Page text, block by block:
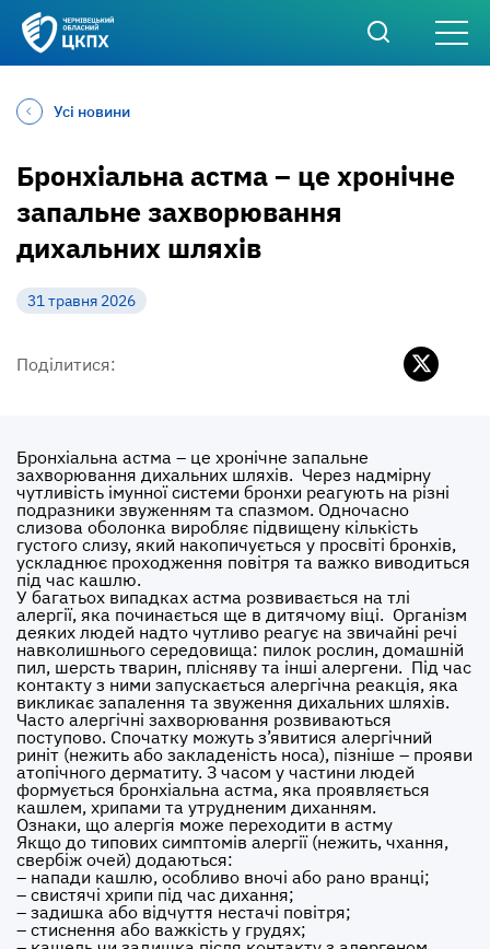
Усі новини
Бронхіальна астма – це хронічне
запальне захворювання
дихальних шляхів
31 травня 2026
Поділитися:
Бронхіальна астма – це хронічне запальне
захворювання дихальних шляхів. Через надмірну
чутливість імунної системи бронхи реагують на різні
подразники звуженням та спазмом. Одночасно
слизова оболонка виробляє підвищену кількість
густого слизу, який накопичується у просвіті бронхів,
ускладнює проходження повітря та важко виводиться
під час кашлю.
У багатьох випадках астма розвивається на тлі
алергії, яка починається ще в дитячому віці. Організм
деяких людей надто чутливо реагує на звичайні речі
навколишнього середовища: пилок рослин, домашній
пил, шерсть тварин, плісняву та інші алергени. Під час
контакту з ними запускається алергічна реакція, яка
викликає запалення та звуження дихальних шляхів.
Часто алергічні захворювання розвиваються
поступово. Спочатку можуть з’явитися алергічний
риніт (нежить або закладеність носа), пізніше – прояви
атопічного дерматиту. З часом у частини людей
формується бронхіальна астма, яка проявляється
кашлем, хрипами та утрудненим диханням.
Ознаки, що алергія може переходити в астму
Якщо до типових симптомів алергії (нежить, чхання,
свербіж очей) додаються:
– напади кашлю, особливо вночі або рано вранці;
– свистячі хрипи під час дихання;
– задишка або відчуття нестачі повітря;
– стиснення або важкість у грудях;